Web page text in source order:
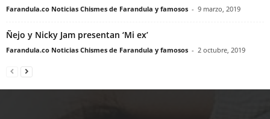
Farandula.co Noticias Chismes de Farandula y famosos - 9 marzo, 2019
Ñejo y Nicky Jam presentan ‘Mi ex’
Farandula.co Noticias Chismes de Farandula y famosos - 2 octubre, 2019